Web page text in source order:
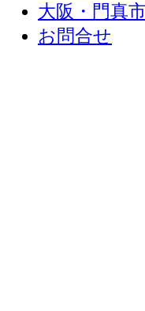
大阪・門真
お問合せ